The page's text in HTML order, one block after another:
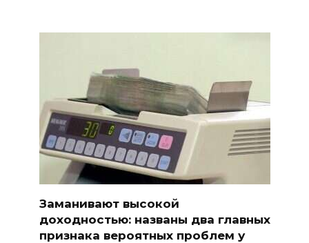
Заманивают высокой
доходностью: названы два главных
признака вероятных проблем у